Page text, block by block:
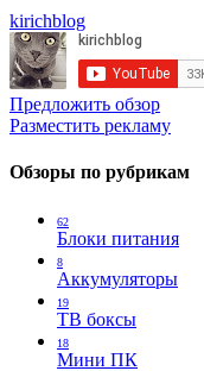
kirichblog
Предложить обзор
Разместить рекламу
Обзоры по рубрикам
62
Блоки питания
8
Аккумуляторы
19
ТВ боксы
18
Мини ПК